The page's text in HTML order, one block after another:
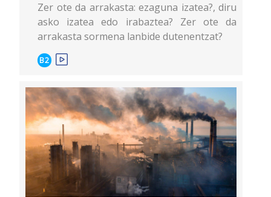
Zer ote da arrakasta: ezaguna izatea?, diru
asko izatea edo irabaztea? Zer ote da
arrakasta sormena lanbide dutenentzat?
B2